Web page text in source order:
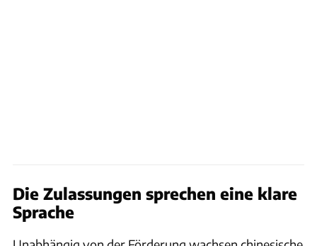
Die Zulassungen sprechen eine klare
Sprache